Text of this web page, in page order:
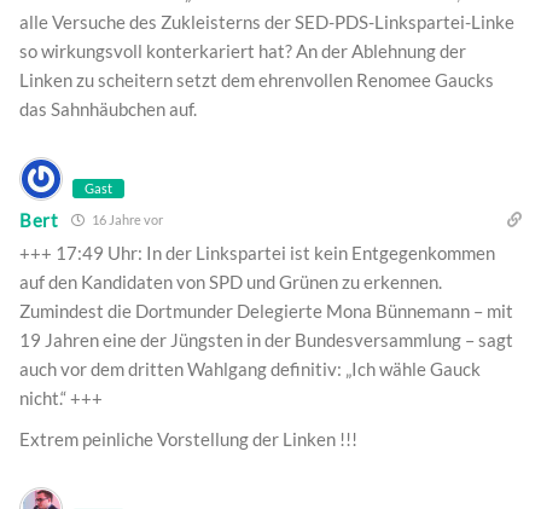
alle Versuche des Zukleisterns der SED-PDS-Linkspartei-Linke
so wirkungsvoll konterkariert hat? An der Ablehnung der
Linken zu scheitern setzt dem ehrenvollen Renomee Gaucks
das Sahnhäubchen auf.
Gast
Bert 16 Jahre vor
+++ 17:49 Uhr: In der Linkspartei ist kein Entgegenkommen
auf den Kandidaten von SPD und Grünen zu erkennen.
Zumindest die Dortmunder Delegierte Mona Bünnemann – mit
19 Jahren eine der Jüngsten in der Bundesversammlung – sagt
auch vor dem dritten Wahlgang definitiv: „Ich wähle Gauck
nicht.“ +++
Extrem peinliche Vorstellung der Linken !!!